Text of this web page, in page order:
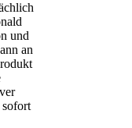
und
an